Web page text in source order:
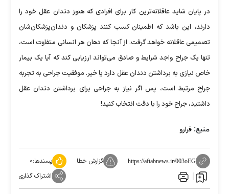
در پایان شاید عاقلانه‌ترین کار برای افرادی که هنوز دندان عقل خود را
دارند، این باشد که اطمینان کسب کنند پزشکان و دندان‌پزشکان‌شان
تصمیمی عاقلانه خواهد گرفت. از آنجا که دهان هر انسانی متفاوت است،
تنها یک جراح واجد شرایط و صادق می‌تواند ارزیابی کند که آیا یک بیمار
خاص نیازی به برداشتن دندان عقل دارد یا خیر. موفقیت جراحی به تجربه
جراح مرتبط است، پس اگر نیاز به جراحی برای برداشتن دندان عقل
داشتید، جراح خود را با دقت انتخاب کنید!
منبع: فرارو
https://aftabnews.ir/003oEG گزارش خطا پسندها:۰
اشتراک گذاری